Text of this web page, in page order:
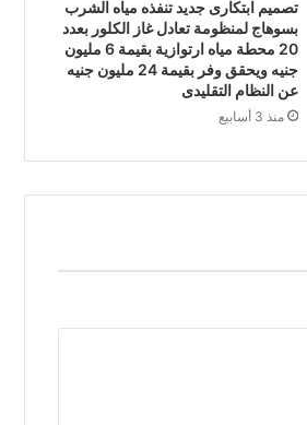
تصميم ابتكارى جديد تنفذه مياه الشرب
بسوهاج لمنظومة تعادل غاز الكلور بعدد
20 محطة مياه ارتوازية بقيمة 6 مليون
جنيه ويحقق وفر بقيمة 24 مليون جنيه
عن النظام التقليدى
منذ 3 أسابيع